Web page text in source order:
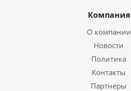
Компания
О компании
Новости
Политика
Контакты
Партнеры